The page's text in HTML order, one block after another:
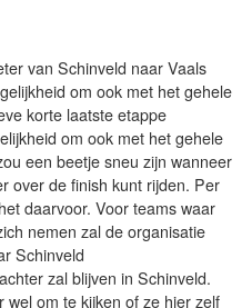
van Schinveld naar Vaals
om ook met het gehele
korte laatste etappe
om ook met het gehele
een beetje sneu zijn wanneer
over de finish kunt rijden. Per
daarvoor. Voor teams waar
nemen zal de organisatie
Schinveld
zal blijven in Schinveld.
om te kijken of ze hier zelf